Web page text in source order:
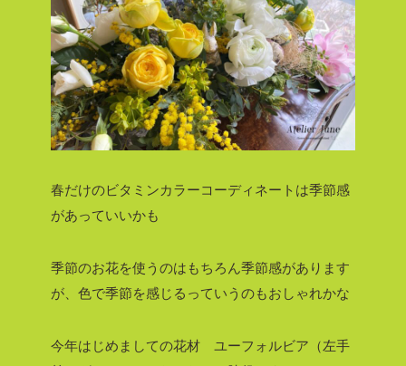
春だけのビタミンカラーコーディネートは季節感
があっていいかも
季節のお花を使うのはもちろん季節感があります
が、色で季節を感じるっていうのもおしゃれかな
今年はじめましての花材 ユーフォルビア（左手